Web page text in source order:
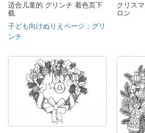
适合儿童的 グリンチ 着色页下
载
子ども向けぬりえページ：グリ
ンチ
クリス
ロン